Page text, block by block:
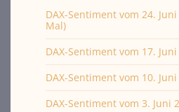
DAX-Sentiment vom 24.
Mal)
DAX-Sentiment vom 17.
DAX-Sentiment vom 10.
DAX-Sentiment vom 3. Juni